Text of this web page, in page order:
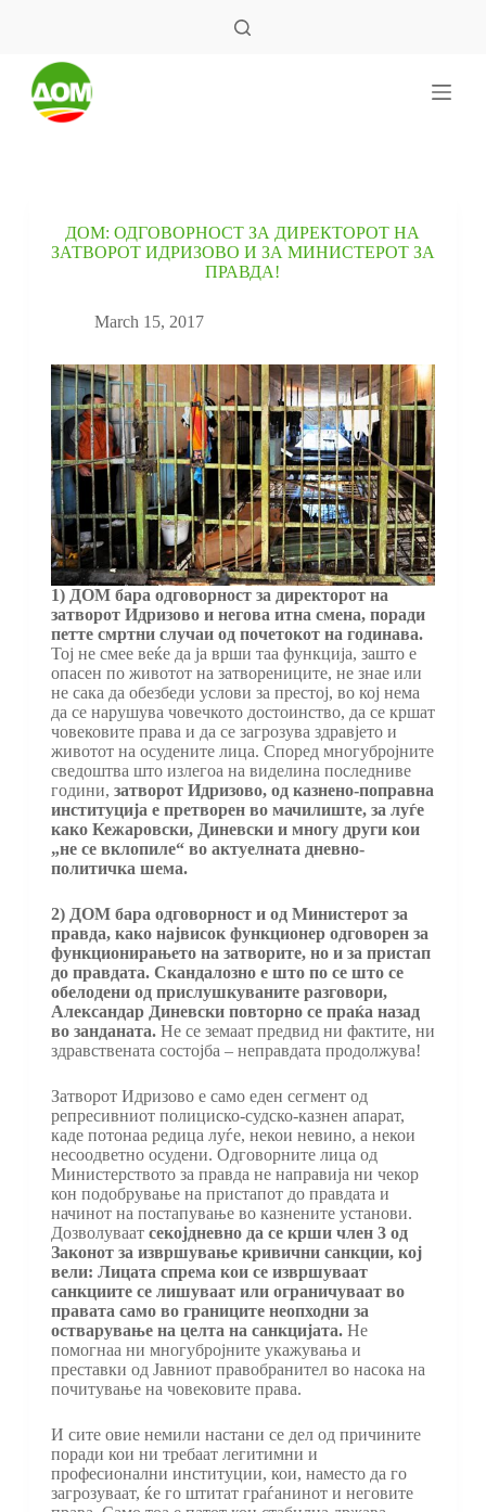
ДОМ: ОДГОВОРНОСТ ЗА ДИРЕКТОРОТ НА
ЗАТВОРОТ ИДРИЗОВО И ЗА МИНИСТЕРОТ ЗА
ПРАВДА!
March 15, 2017
1) ДОМ бара одговорност за директорот на
затворот Идризово и негова итна смена,поради
петте смртни случаи од почетокот на годинава.
Тој не смее веќе да ја врши таа функција, зашто е
опасен по животот на затворениците, не знае или
не сака да обезбеди услови за престој, во кој нема
да се нарушува човечкото достоинство, да се кршат
човековите права и да се загрозува здравјето и
животот на осудените лица. Според многубројните
сведоштва што излегоа на виделина последниве
години, затворот Идризово, од казнено-поправна
институција е претворен во мачилиште, за луѓе
како Кежаровски, Диневски и многу други кои
„не се вклопиле“ во актуелната дневно-
политичка шема.
2) ДОМ бара одговорност и од Министерот за
правда, како највисок функционер одговорен за
функционирањето на затворите, но и за пристап
до правдата. Скандалозно е што по се што се
обелодениод прислушкуваните разговори,
Александар Диневски повторно се праќа назад
во занданата.Не се земаат предвид ни фактите, ни
здравствената состојба – неправдата продолжува!
Затворот Идризово е само еден сегмент од
репресивниот полициско-судско-казнен апарат,
каде потонаа редица луѓе, некои невино, а некои
несоодветно осудени. Одговорните лица од
Министерството за правда не направија ни чекор
кон подобрување на пристапот до правдата и
начинот на постапување во казнените установи.
Дозволуваат секојдневно да се крши член 3 од
Законот за извршување кривични санкции, кој
вели: Лицата спрема кои се извршуваат
санкциите се лишуваат или ограничуваат во
правата само во границите неопходни за
остварување на целта на санкцијата.Не
помогнаа ни многубројните укажувања и
преставки од Јавниот правобранител во насока на
почитување на човековите права.
И сите овие немили настани се дел од причините
поради кои ни требаат легитимни и
професионални институции, кои, наместо да го
загрозуваат, ќе го штитат граѓанинот и неговите